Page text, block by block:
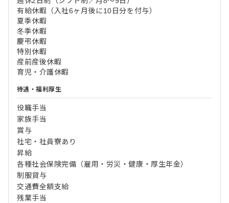
有給休暇（入社6ヶ月後に10日分を付与）
夏季休暇
冬季休暇
慶弔休暇
特別休暇
産前産後休暇
育児・介護休暇
待遇・福利厚生
役職手当
家族手当
賞与
社宅・社員寮あり
昇給
各種社会保険完備（雇用・労災・健康・厚生年金）
制服貸与
交通費全額支給
残業手当